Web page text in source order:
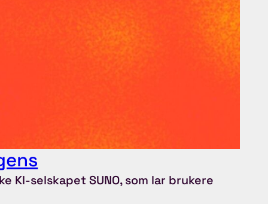
KI-selskapet SUNO, som lar brukere